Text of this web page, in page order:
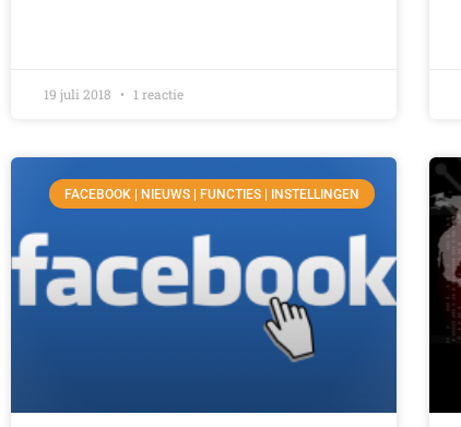
19 juli 2018 1 reactie
FACEBOOK | NIEUWS | FUNCTIES | INSTELLINGEN